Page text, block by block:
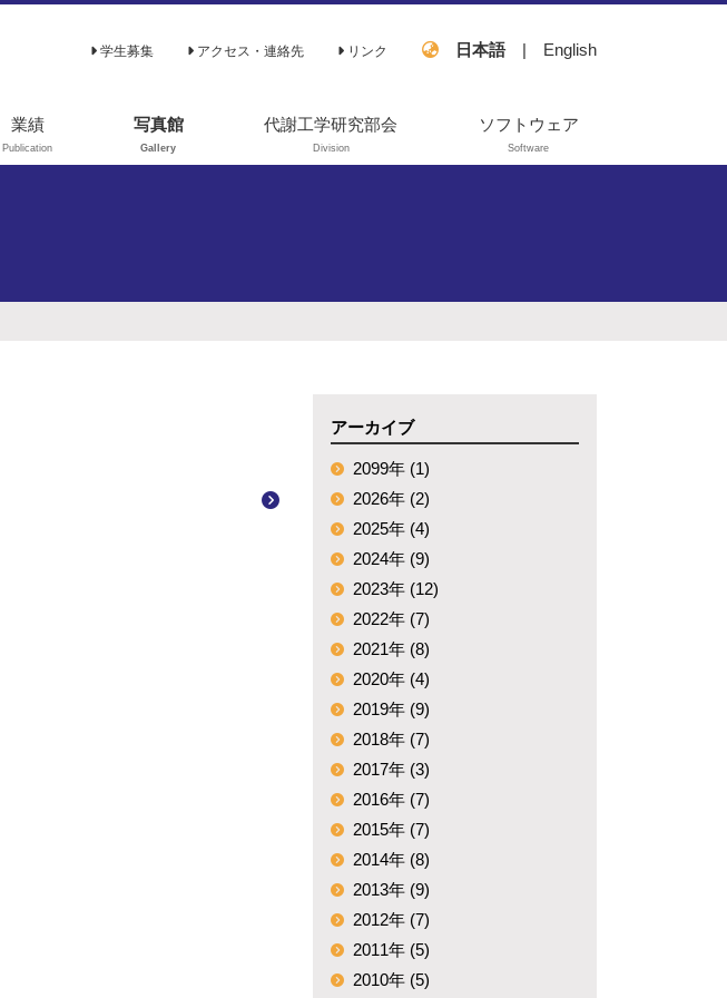
学生募集 アクセス・連絡先 リンク 日本語 | English
業績
Publication
著書
写真館
Gallery
代謝工学研究部会
Division
ソフトウェア
Software
アーカイブ
2099年 (1)
2026年 (2)
2025年 (4)
2024年 (9)
2023年 (12)
2022年 (7)
2021年 (8)
2020年 (4)
2019年 (9)
2018年 (7)
2017年 (3)
2016年 (7)
2015年 (7)
2014年 (8)
2013年 (9)
2012年 (7)
2011年 (5)
2010年 (5)